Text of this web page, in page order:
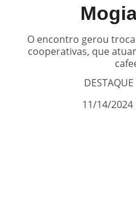
O encontro gerou
cooperativas, que
DESTAQUE
11/14/2024